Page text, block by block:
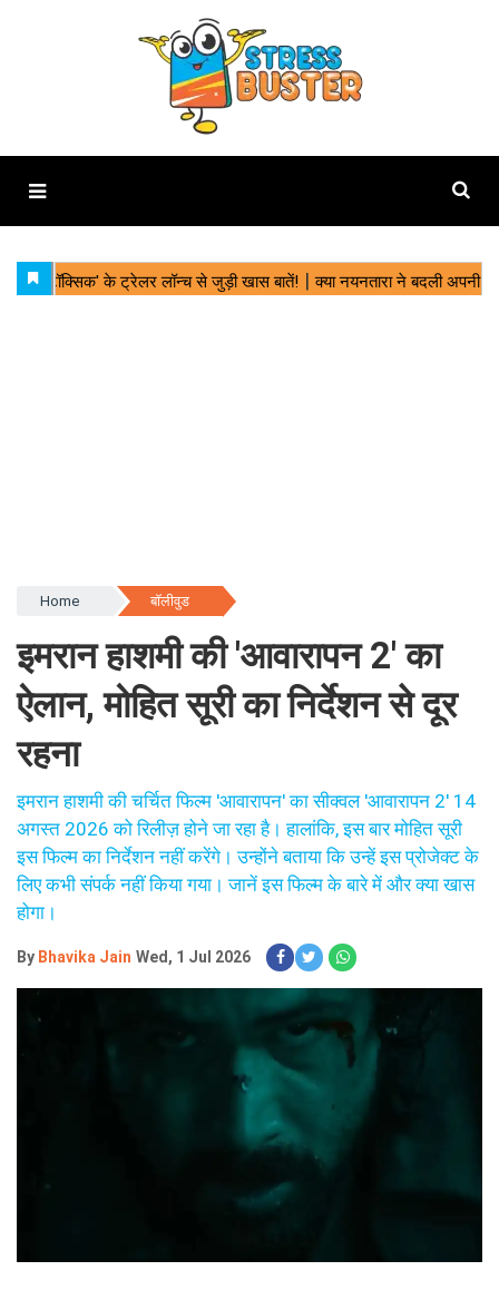
Home बॉलीवुड
इमरान हाशमी की 'आवारापन 2' का
ऐलान, मोहित सूरी का निर्देशन से दूर
रहना
इमरान हाशमी की चर्चित फिल्म 'आवारापन' का सीक्वल 'आवारापन 2' 14
अगस्त 2026 को रिलीज़ होने जा रहा है। हालांकि, इस बार मोहित सूरी
इस फिल्म का निर्देशन नहीं करेंगे। उन्होंने बताया कि उन्हें इस प्रोजेक्ट के
लिए कभी संपर्क नहीं किया गया। जानें इस फिल्म के बारे में और क्या खास
होगा।
By Bhavika Jain Wed, 1 Jul 2026